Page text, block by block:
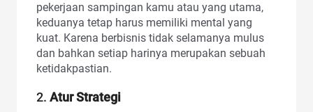
pekerjaan sampingan kamu atau yang utama,
keduanya tetap harus memiliki mental yang
kuat. Karena berbisnis tidak selamanya mulus
dan bahkan setiap harinya merupakan sebuah
ketidakpastian.
2. Atur Strategi